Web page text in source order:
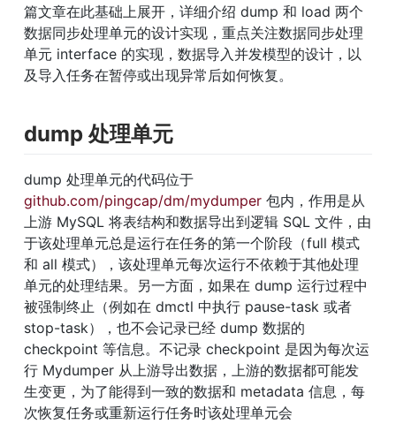
篇文章在此基础上展开，详细介绍 dump 和 load 两个
数据同步处理单元的设计实现，重点关注数据同步处理
单元 interface 的实现，数据导入并发模型的设计，以
及导入任务在暂停或出现异常后如何恢复。
dump 处理单元
dump 处理单元的代码位于
github.com/pingcap/dm/mydumper 包内，作用是从
上游 MySQL 将表结构和数据导出到逻辑 SQL 文件，由
于该处理单元总是运行在任务的第一个阶段（full 模式
和 all 模式），该处理单元每次运行不依赖于其他处理
单元的处理结果。另一方面，如果在 dump 运行过程中
被强制终止（例如在 dmctl 中执行 pause-task 或者
stop-task），也不会记录已经 dump 数据的
checkpoint 等信息。不记录 checkpoint 是因为每次运
行 Mydumper 从上游导出数据，上游的数据都可能发
生变更，为了能得到一致的数据和 metadata 信息，每
次恢复任务或重新运行任务时该处理单元会